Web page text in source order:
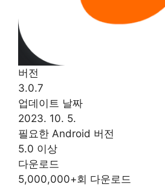
버전
3.0.7
업데이트 날짜
2023. 10. 5.
필요한 Android 버전
5.0 이상
다운로드
5,000,000+회 다운로드